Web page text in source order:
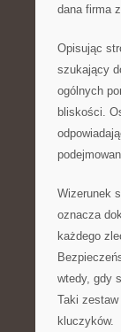
dana firma
Opisując
szukający
ogólnych
bliskości.
Wizerunek
oznacza
każdego
wtedy, gdy
Taki
kluczyków.